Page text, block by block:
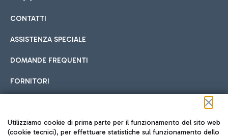
Cucina Internazionale
Hotel in aeroporto
Scegli l'alloggio più adatto e approfitta della vicinanza
all'aeroporto.
Car sharing
Con il Car Sharing è ancora più facile spostarsi
CONTATTI
ASSISTENZA SPECIALE
DOMANDE FREQUENTI
FORNITORI
Seguici sui social
Utilizziamo cookie di prima parte per il funzionamento del sito web
(cookie tecnici), per effettuare statistiche sul funzionamento dello